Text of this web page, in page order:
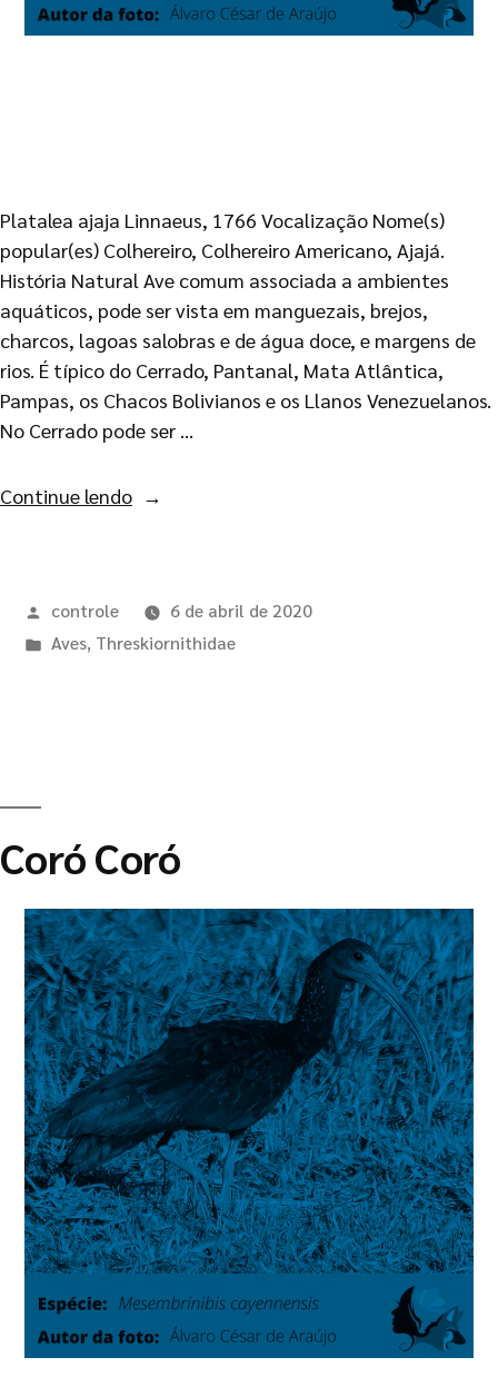
Platalea ajaja Linnaeus, 1766 Vocalização Nome(s)
popular(es) Colhereiro, Colhereiro Americano, Ajajá.
História Natural Ave comum associada a ambientes
aquáticos, pode ser vista em manguezais, brejos,
charcos, lagoas salobras e de água doce, e margens de
rios. É típico do Cerrado, Pantanal, Mata Atlântica,
Pampas, os Chacos Bolivianos e os Llanos Venezuelanos.
No Cerrado pode ser …
Continue lendo
controle
6 de abril de 2020
Aves, Threskiornithidae
Coró Coró